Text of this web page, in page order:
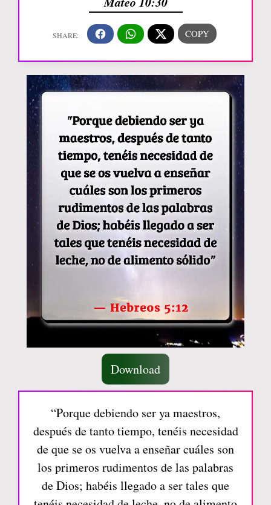
Download
“Porque debiendo ser ya maestros,
después de tanto tiempo, tenéis necesidad
de que se os vuelva a enseñar cuáles son
los primeros rudimentos de las palabras
de Dios; habéis llegado a ser tales que